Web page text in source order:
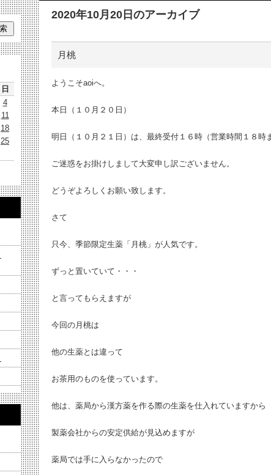
2020年10月20日 のアーカイブ
月桃
ようこそaoiへ。
本日（１０月２０日）
明日（１０月２１日）は、最終受付１６時（営業時間１８時
ご迷惑をお掛けしまして大変申し訳ございません。
どうぞよろしくお願い致します。
さて
只今、季節限定生薬「月桃」が人気です。
ずっと置いていて・・・
と言ってもらえますが
今回の月桃は
他の生薬とは違って
お茶用のものを使っています。
他は、薬局から漢方薬を作る際の生薬を仕入れていますから
製薬会社からの安定供給が見込めますが
薬局では手に入らなかったので
日
4
11
18
25